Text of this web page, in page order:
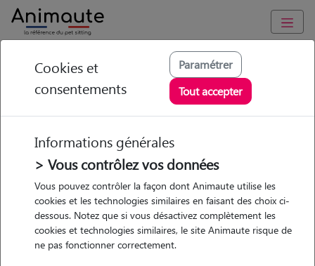
Animaute Occitanie Lunel
Coralie - Petsitter à
LUNEL
• 31 ans
Cookies et
consentements
Paramétrer
Tout accepter
Informations générales
> Vous contrôlez vos données
Vous pouvez contrôler la façon dont Animaute utilise les
cookies et les technologies similaires en faisant des choix ci-
dessous. Notez que si vous désactivez complètement les
cookies et technologies similaires, le site Animaute risque de
ne pas fonctionner correctement.